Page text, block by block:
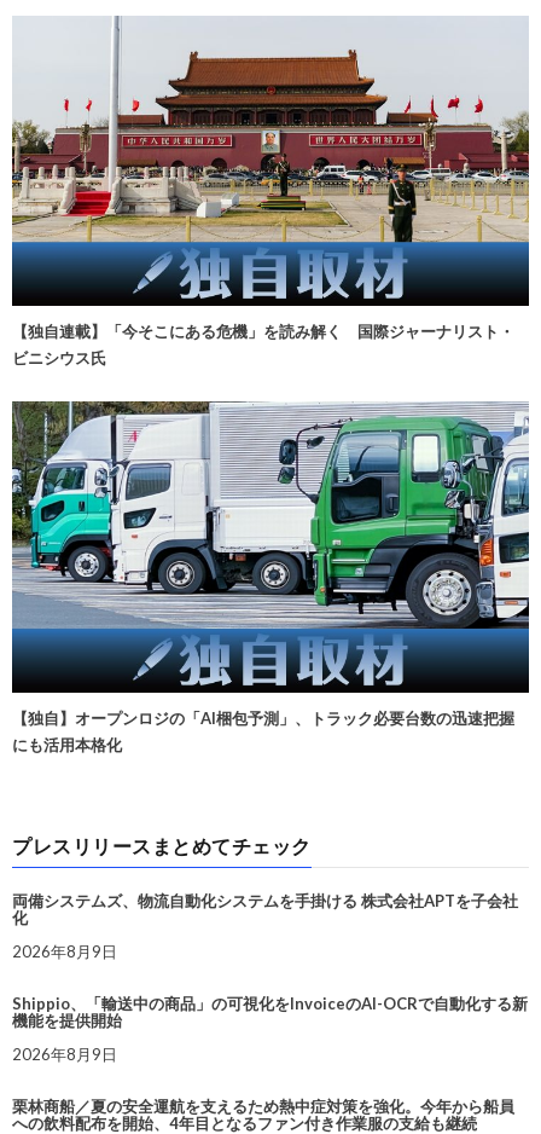
【独自連載】「今そこにある危機」を読み解く 国際ジャーナリスト・
ビニシウス氏
【独自】オープンロジの「AI梱包予測」、トラック必要台数の迅速把握
にも活用本格化
プレスリリースまとめてチェック
両備システムズ、物流自動化システムを手掛ける 株式会社APTを子会社
化
2026年8月9日
Shippio、「輸送中の商品」の可視化をInvoiceのAI-OCRで自動化する新
機能を提供開始
2026年8月9日
栗林商船／夏の安全運航を支えるため熱中症対策を強化。今年から船員
への飲料配布を開始、4年目となるファン付き作業服の支給も継続